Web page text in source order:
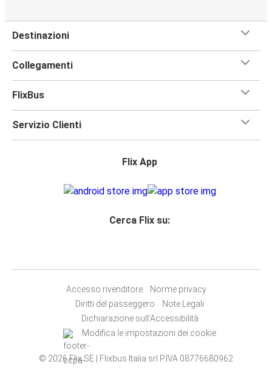
Destinazioni
Collegamenti
FlixBus
Servizio Clienti
Flix App
Cerca Flix su:
Accesso rivenditore
Norme privacy
Diritti del passeggero
Note Legali
Dichiarazione sull’Accessibilità
Modifica le impostazioni dei cookie
© 2026 Flix SE | Flixbus Italia srl P.IVA 08776680962